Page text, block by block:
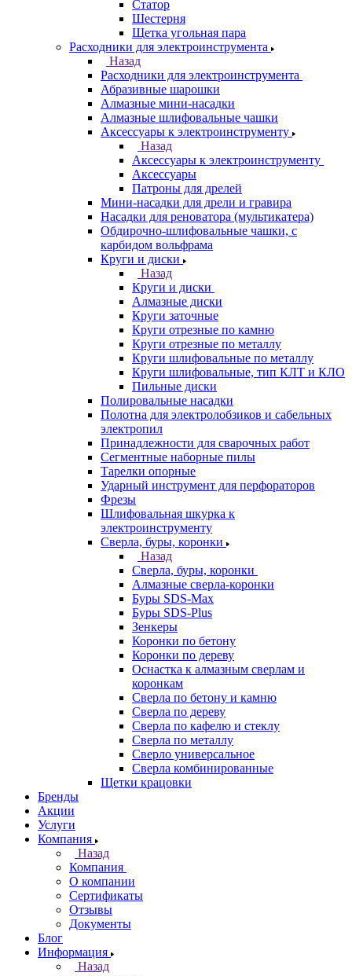
Статор
Шестерня
Щетка угольная пара
Расходники для электроинструмента
Назад
Расходники для электроинструмента
Абразивные шарошки
Алмазные мини-насадки
Алмазные шлифовальные чашки
Аксессуары к электроинструменту
Назад
Аксессуары к электроинструменту
Аксессуары
Патроны для дрелей
Мини-насадки для дрели и гравира
Насадки для реноватора (мультикатера)
Обдирочно-шлифовальные чашки, с
карбидом вольфрама
Круги и диски
Назад
Круги и диски
Алмазные диски
Круги заточные
Круги отрезные по камню
Круги отрезные по металлу
Круги шлифовальные по металлу
Круги шлифовальные, тип КЛТ и КЛО
Пильные диски
Полировальные насадки
Полотна для электролобзиков и сабельных
электропил
Принадлежности для сварочных работ
Сегментные наборные пилы
Тарелки опорные
Ударный инструмент для перфораторов
Фрезы
Шлифовальная шкурка к
электроинструменту
Сверла, буры, коронки
Назад
Сверла, буры, коронки
Алмазные сверла-коронки
Буры SDS-Max
Буры SDS-Plus
Зенкеры
Коронки по бетону
Коронки по дереву
Оснастка к алмазным сверлам и
коронкам
Сверла по бетону и камню
Сверла по дереву
Сверла по кафелю и стеклу
Сверла по металлу
Сверло универсальное
Сверла комбинированные
Щетки крацовки
Бренды
Акции
Услуги
Компания
Назад
Компания
О компании
Сертификаты
Отзывы
Документы
Блог
Информация
Назад